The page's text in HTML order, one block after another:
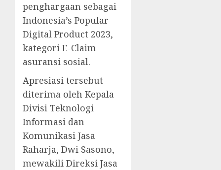
penghargaan sebagai
Indonesia’s Popular
Digital Product 2023,
kategori E-Claim
asuransi sosial.
Apresiasi tersebut
diterima oleh Kepala
Divisi Teknologi
Informasi dan
Komunikasi Jasa
Raharja, Dwi Sasono,
mewakili Direksi Jasa